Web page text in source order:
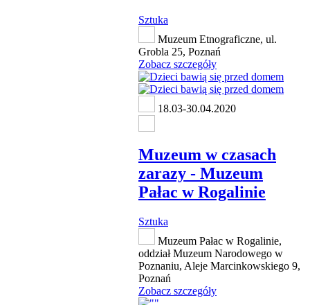
Sztuka
Muzeum Etnograficzne, ul.
Grobla 25, Poznań
Zobacz szczegóły
18.03-30.04.2020
Muzeum w czasach
zarazy - Muzeum
Pałac w Rogalinie
Sztuka
Muzeum Pałac w Rogalinie,
oddział Muzeum Narodowego w
Poznaniu, Aleje Marcinkowskiego 9,
Poznań
Zobacz szczegóły